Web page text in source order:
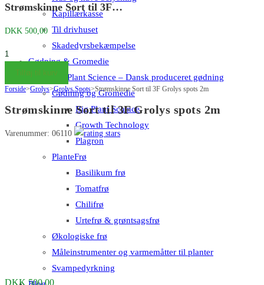
Kapillærkasse
Til drivhuset
Skadedyrsbekæmpelse
Gødning & Gromedie
Big Plant Science – Dansk produceret gødning
Gødning og Gromedie
Big Plant Science
Growth Technology
Plagron
PlanteFrø
Basilikum frø
Tomatfrø
Chilifrø
Urtefrø & grøntsagsfrø
Økologiske frø
Måleinstrumenter og varmemåtter til planter
Svampedyrkning
Strømskinne Sort til 3F…
DKK 500,00
Strømskinne
Sort
til
Grolys
Tilføj til kurv
Forside>Grolys>Grolys Spots>Strømskinne Sort til 3F Grolys spots 2m
Strømskinne Sort til 3F Grolys spots 2m
Varenummer: 06110
DKK 500,00